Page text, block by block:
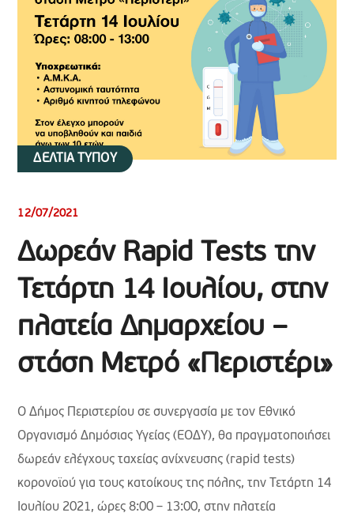
ΔΕΛΤΙΑ ΤΥΠΟΥ
12/07/2021
Δωρεάν Rapid Tests την
Τετάρτη 14 Ιουλίου, στην
πλατεία Δημαρχείου –
στάση Μετρό «Περιστέρι»
Ο Δήμος Περιστερίου σε συνεργασία με τον Εθνικό
Οργανισμό Δημόσιας Υγείας (ΕΟΔΥ), θα πραγματοποιήσει
δωρεάν ελέγχους ταχείας ανίχνευσης (rapid tests)
κορονοϊού για τους κατοίκους της πόλης, την Τετάρτη 14
Ιουλίου 2021, ώρες 8:00 – 13:00, στην πλατεία